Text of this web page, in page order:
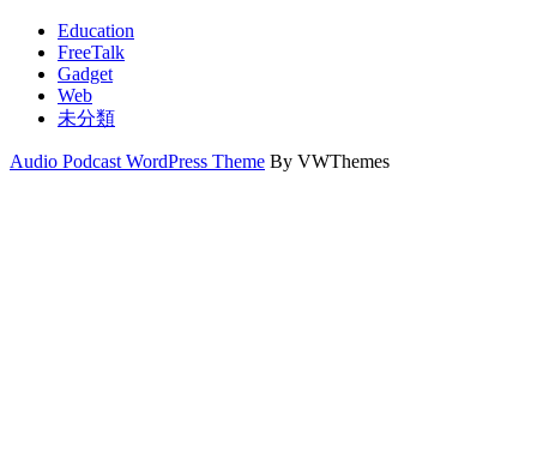
Education
FreeTalk
Gadget
Web
未分類
Audio Podcast WordPress Theme By VWThemes